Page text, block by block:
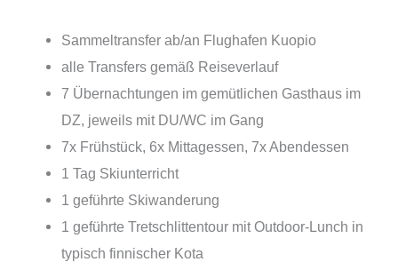
Sammeltransfer ab/an Flughafen Kuopio
alle Transfers gemäß Reiseverlauf
7 Übernachtungen im gemütlichen Gasthaus im
DZ, jeweils mit DU/WC im Gang
7x Frühstück, 6x Mittagessen, 7x Abendessen
1 Tag Skiunterricht
1 geführte Skiwanderung
1 geführte Tretschlittentour mit Outdoor-Lunch in
typisch finnischer Kota